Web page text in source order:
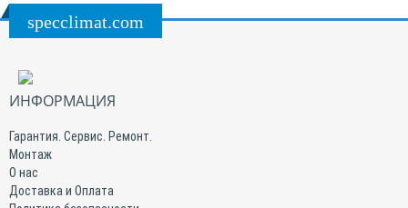
specclimat.com
ИНФОРМАЦИЯ
Гарантия. Сервис. Ремонт.
Монтаж
О нас
Доставка и Оплата